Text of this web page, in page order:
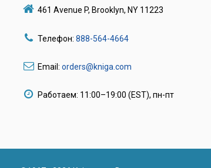
461 Avenue P, Brooklyn, NY 11223
Телефон: 888-564-4664
Email: orders@kniga.com
Работаем: 11:00–19:00 (EST), пн-пт